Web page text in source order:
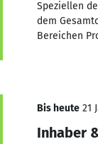
Speziellen
dem
Bereichen
Bis heute 21
Inhaber